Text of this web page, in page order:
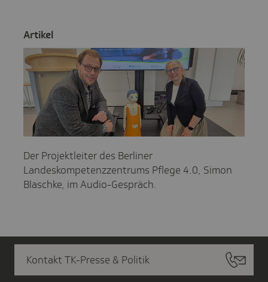
Artikel
Der Projektleiter des Berliner
Landeskompetenzzentrums Pflege 4.0, Simon
Blaschke, im Audio-Gespräch.
Kontakt TK-Presse & Politik